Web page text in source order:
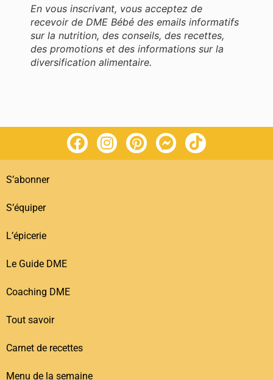
En vous inscrivant, vous acceptez de
recevoir de DME Bébé des emails informatifs
sur la nutrition, des conseils, des recettes,
des promotions et des informations sur la
diversification alimentaire.
S’abonner
S’équiper
L’épicerie
Le Guide DME
Coaching DME
Tout savoir
Carnet de recettes
Menu de la semaine